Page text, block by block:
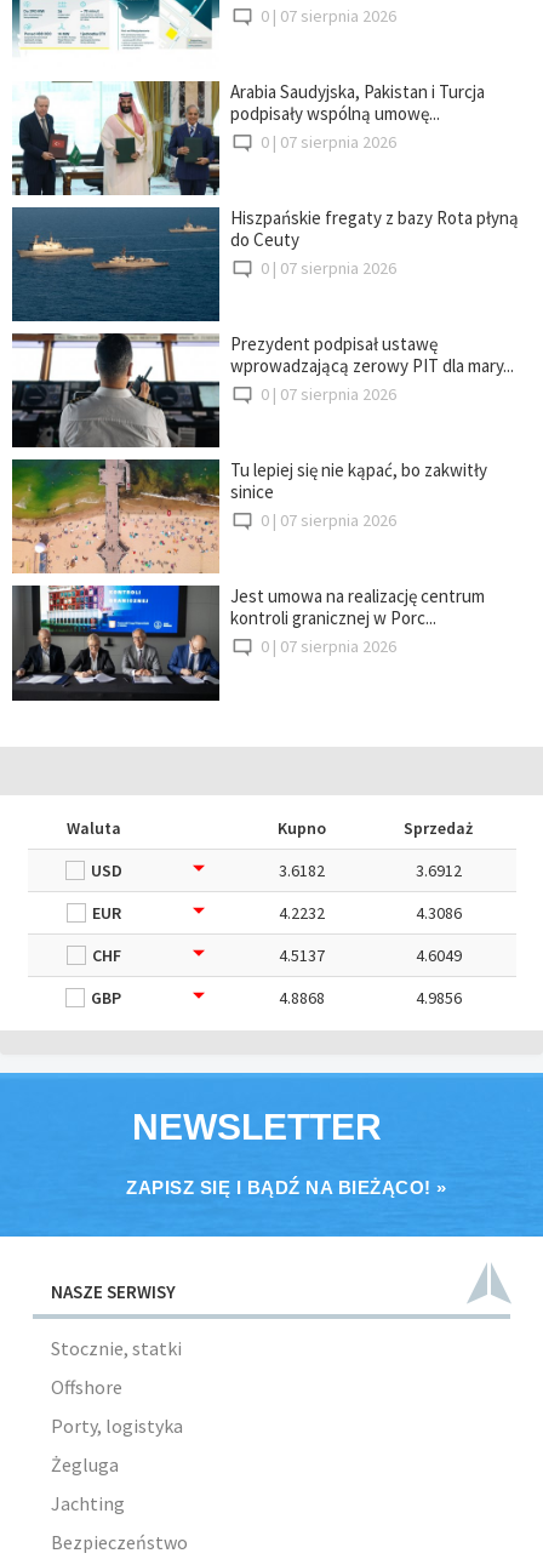
0 | 07 sierpnia 2026
Arabia Saudyjska, Pakistan i Turcja
podpisały wspólną umowę...
0 | 07 sierpnia 2026
Hiszpańskie fregaty z bazy Rota płyną
do Ceuty
0 | 07 sierpnia 2026
Prezydent podpisał ustawę
wprowadzającą zerowy PIT dla mary...
0 | 07 sierpnia 2026
Tu lepiej się nie kąpać, bo zakwitły
sinice
0 | 07 sierpnia 2026
Jest umowa na realizację centrum
kontroli granicznej w Porc...
0 | 07 sierpnia 2026
Waluta Kupno
Sprzedaż
USD
3.6182
3.6912
EUR
4.2232
4.3086
CHF
4.5137
4.6049
GBP
4.8868 4.9856
NEWSLETTER
ZAPISZ SIĘ I BĄDŹ NA BIEŻĄCO! »
NASZE SERWISY
Stocznie, statki
Offshore
Porty, logistyka
Żegluga
Jachting
Bezpieczeństwo